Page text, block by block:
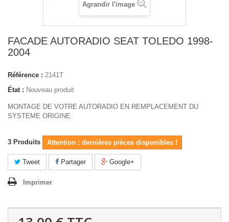
Agrandir l'image
FACADE AUTORADIO SEAT TOLEDO 1998-
2004
Référence : 2141T
État : Nouveau produit
MONTAGE DE VOTRE AUTORADIO EN REMPLACEMENT DU
SYSTEME ORIGINE
3 Produits Attention : dernières pièces disponibles !
Tweet Partager Google+
Imprimer